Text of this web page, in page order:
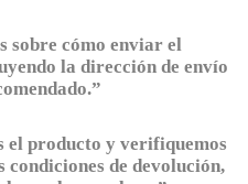
sobre cómo enviar el
la dirección de envío
el producto y verifiquemos
condiciones de devolución,